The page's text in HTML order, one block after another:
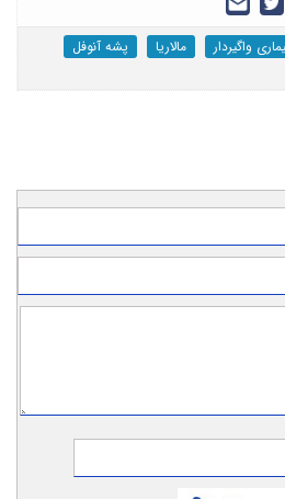
واگیردار مالاریا
پشه آنوفل